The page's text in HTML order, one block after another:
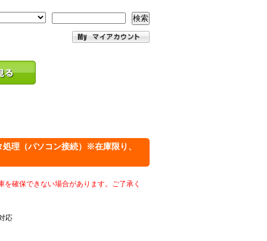
検索
理（パソコン接続）※在庫限り、
確保できない場合があります。ご了承く
応